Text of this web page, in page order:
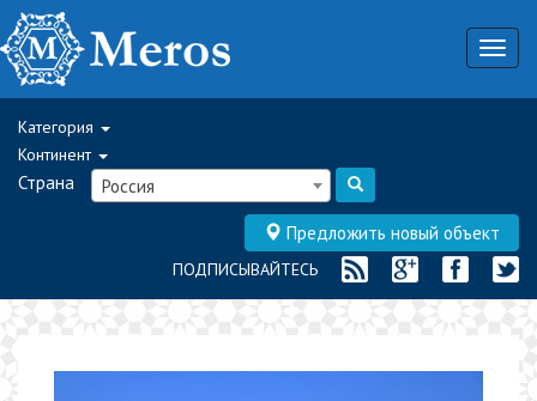
Категория
Континент
Страна Россия
Предложить новый объект
ПОДПИСЫВАЙТЕСЬ